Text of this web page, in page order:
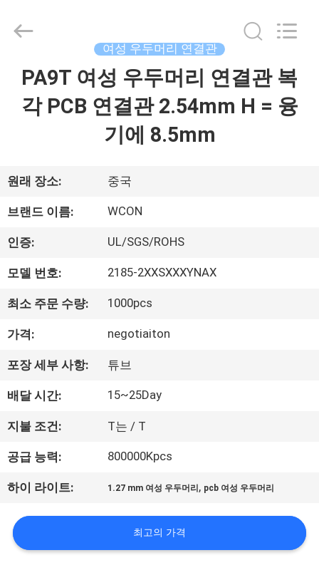
회
사
소
공
장
여
행
품
관
ELECTRONICS
여성 우두머리 연결관
PA9T 여성 우두머리 연결관 복
각 PCB 연결관 2.54mm H = 융
기에 8.5mm
원래 장소: 중국
브랜드 이름: WCON
인증: UL/SGS/ROHS
모델 번호: 2185-2XXSXXXYNAX
최소 주문 수량: 1000pcs
가격: negotiaiton
포장 세부 사항: 튜브
배달 시간: 15~25Day
지불 조건: T는 / T
공급 능력: 800000Kpcs
하이 라이트: 1.27 mm 여성 우두머리 , pcb 여성 우두머리
최고의 가격